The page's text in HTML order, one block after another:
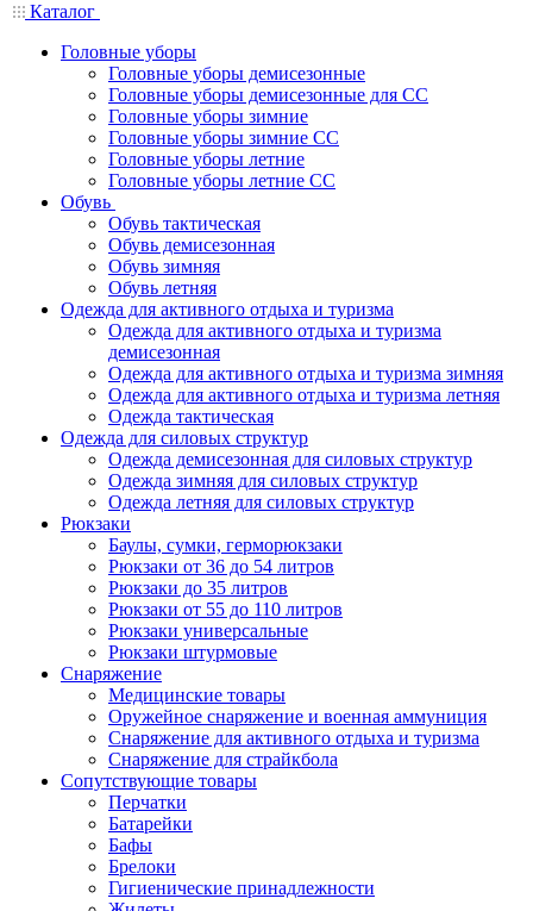
Каталог
Головные уборы
Головные уборы демисезонные
Головные уборы демисезонные для СС
Головные уборы зимние
Головные уборы зимние СС
Головные уборы летние
Головные уборы летние СС
Обувь
Обувь тактическая
Обувь демисезонная
Обувь зимняя
Обувь летняя
Одежда для активного отдыха и туризма
Одежда для активного отдыха и туризма
демисезонная
Одежда для активного отдыха и туризма зимняя
Одежда для активного отдыха и туризма летняя
Одежда тактическая
Одежда для силовых структур
Одежда демисезонная для силовых структур
Одежда зимняя для силовых структур
Одежда летняя для силовых структур
Рюкзаки
Баулы, сумки, герморюкзаки
Рюкзаки от 36 до 54 литров
Рюкзаки до 35 литров
Рюкзаки от 55 до 110 литров
Рюкзаки универсальные
Рюкзаки штурмовые
Снаряжение
Медицинские товары
Оружейное снаряжение и военная аммуниция
Снаряжение для активного отдыха и туризма
Снаряжение для страйкбола
Сопутствующие товары
Перчатки
Батарейки
Бафы
Брелоки
Гигиенические принадлежности